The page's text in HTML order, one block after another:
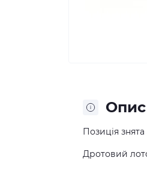
Опис
Позиція
Дротовий